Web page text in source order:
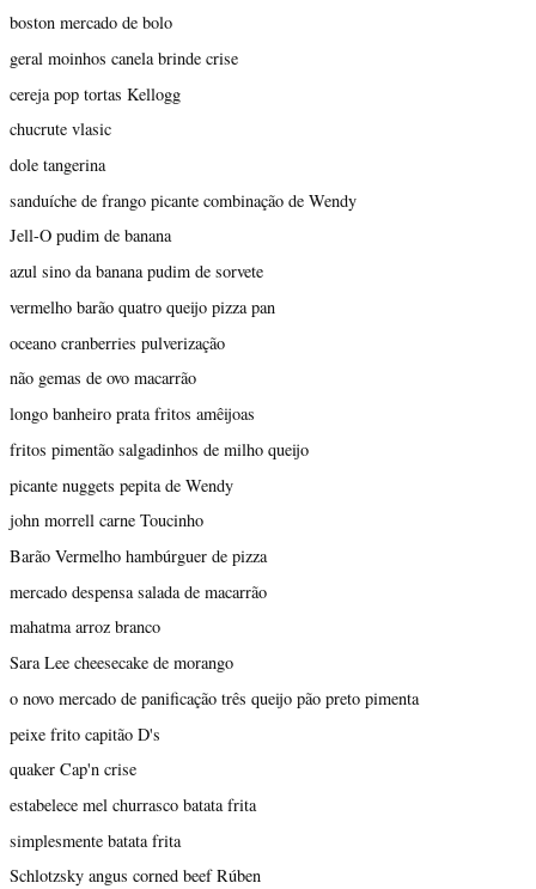
boston mercado de bolo
geral moinhos canela brinde crise
cereja pop tortas Kellogg
chucrute vlasic
dole tangerina
sanduíche de frango picante combinação de Wendy
Jell-O pudim de banana
azul sino da banana pudim de sorvete
vermelho barão quatro queijo pizza pan
oceano cranberries pulverização
não gemas de ovo macarrão
longo banheiro prata fritos amêijoas
fritos pimentão salgadinhos de milho queijo
picante nuggets pepita de Wendy
john morrell carne Toucinho
Barão Vermelho hambúrguer de pizza
mercado despensa salada de macarrão
mahatma arroz branco
Sara Lee cheesecake de morango
o novo mercado de panificação três queijo pão preto pimenta
peixe frito capitão D's
quaker Cap'n crise
estabelece mel churrasco batata frita
simplesmente batata frita
Schlotzsky angus corned beef Rúben